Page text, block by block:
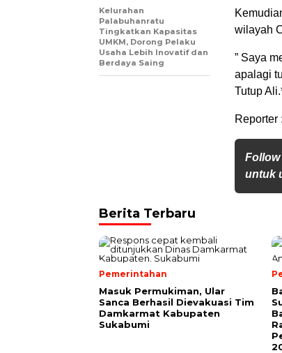
wilayah
” Saya
apalagi
Tutup
Reporter
Follow
untuk
Kelurahan
Palabuhanratu
Tingkatkan Kapasitas
UMKM, Dorong Pelaku
Usaha Lebih Inovatif dan
Berdaya Saing
Berita Terbaru
Pemerintahan
Masuk Permukiman, Ular
Sanca Berhasil Dievakuasi Tim
Damkarmat Kabupaten
Sukabumi